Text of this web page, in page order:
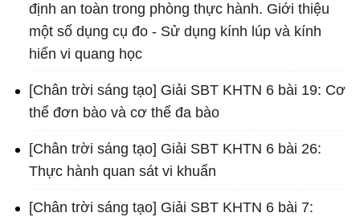
định an toàn trong phòng thực hành. Giới thiệu
một số dụng cụ đo - Sử dụng kính lúp và kính
hiển vi quang học
[Chân trời sáng tạo] Giải SBT KHTN 6 bài 19: Cơ
thể đơn bào và cơ thể đa bào
[Chân trời sáng tạo] Giải SBT KHTN 6 bài 26:
Thực hành quan sát vi khuẩn
[Chân trời sáng tạo] Giải SBT KHTN 6 bài 7: